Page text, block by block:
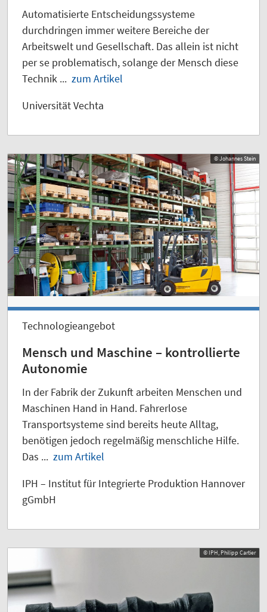
Automatisierte Entscheidungssysteme
durchdringen immer weitere Bereiche der
Arbeitswelt und Gesellschaft. Das allein ist nicht
per se problematisch, solange der Mensch diese
Technik ... zum Artikel
Universität Vechta
© Johannes Stein
Technologieangebot
Mensch und Maschine – kontrollierte
Autonomie
In der Fabrik der Zukunft arbeiten Menschen und
Maschinen Hand in Hand. Fahrerlose
Transportsysteme sind bereits heute Alltag,
benötigen jedoch regelmäßig menschliche Hilfe.
Das ... zum Artikel
IPH – Institut für Integrierte Produktion Hannover
gGmbH
© IPH, Philipp Cartier